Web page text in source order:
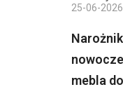
25-06-
mebla